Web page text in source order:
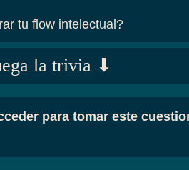
tu flow intelectual?
la trivia ⬇
para tomar este